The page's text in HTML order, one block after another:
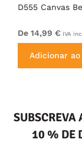
D555 Canvas
De 14,99 € IVA
Adicionar
SUBSCREVA
10 % DE